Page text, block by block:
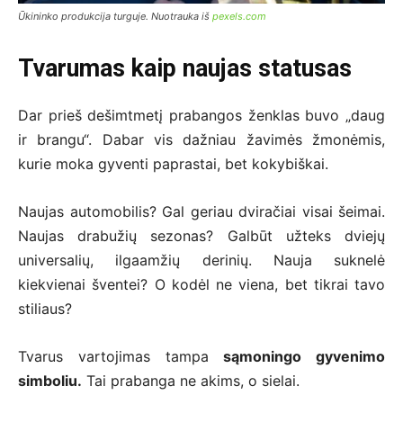
Ūkininko produkcija turguje. Nuotrauka iš pexels.com
Tvarumas kaip naujas statusas
Dar prieš dešimtmetį prabangos ženklas buvo „daug
ir brangu“. Dabar vis dažniau žavimės žmonėmis,
kurie moka gyventi paprastai, bet kokybiškai.
Naujas automobilis? Gal geriau dviračiai visai šeimai.
Naujas drabužių sezonas? Galbūt užteks dviejų
universalių, ilgaamžių derinių. Nauja suknelė
kiekvienai šventei? O kodėl ne viena, bet tikrai tavo
stiliaus?
Tvarus vartojimas tampasąmoningo gyvenimo
simboliu. Tai prabanga ne akims, o sielai.